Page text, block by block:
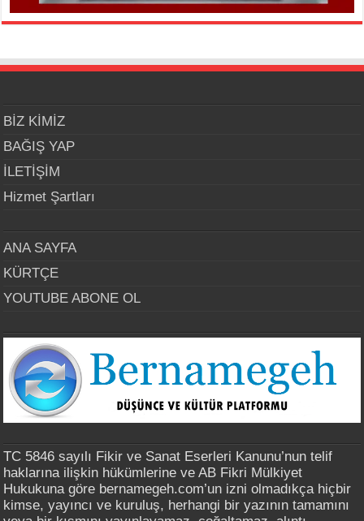
BİZ KİMİZ
BAĞIŞ YAP
İLETİŞİM
Hizmet Şartları
ANA SAYFA
KÜRTÇE
YOUTUBE ABONE OL
TC 5846 sayılı Fikir ve Sanat Eserleri Kanunu’nun telif
haklarına ilişkin hükümlerine ve AB Fikri Mülkiyet
Hukukuna göre bernamegeh.com’un izni olmadıkça hiçbir
kimse, yayıncı ve kuruluş, herhangi bir yazının tamamını